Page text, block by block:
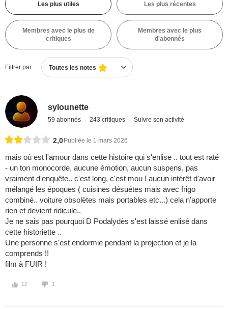
Les plus utiles Les plus récentes
Membres avec le plus de
critiques
Membres avec le plus
d'abonnés
Filtrer par : Toutes les notes
sylounette
59 abonnés 243 critiques Suivre son activité
2,0 Publiée le 1 mars 2026
mais où est l'amour dans cette histoire qui s'enlise .. tout est raté
- un ton monocorde, aucune émotion, aucun suspens, pas
vraiment d'enquête.. c'est long, c'est mou ! aucun intérêt d'avoir
mélangé les époques ( cuisines désuétes mais avec frigo
combiné.. voiture obsolètes mais portables etc...) cela n'apporte
rien et devient ridicule..
Je ne sais pas pourquoi D Podalydès s'est laissé enlisé dans
cette historiette ..
Une personne s'est endormie pendant la projection et je la
comprends !!
film à FUIR !
12 1